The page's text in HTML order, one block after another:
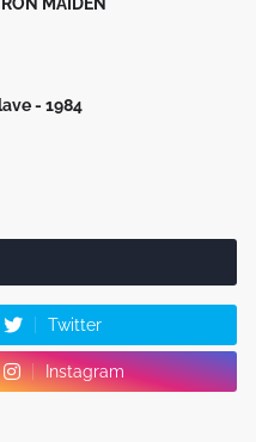
- 1984
Twitter
Instagram